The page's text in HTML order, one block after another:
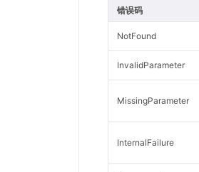
错误码
NotFound
InvalidParameter
MissingParameter
InternalFailure